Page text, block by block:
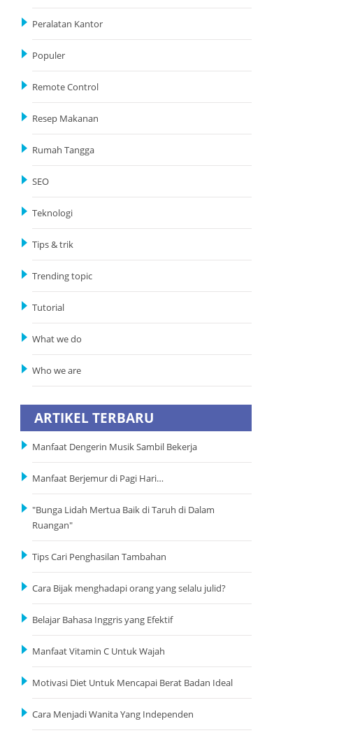
Peralatan Kantor
Populer
Remote Control
Resep Makanan
Rumah Tangga
SEO
Teknologi
Tips & trik
Trending topic
Tutorial
What we do
Who we are
ARTIKEL TERBARU
Manfaat Dengerin Musik Sambil Bekerja
Manfaat Berjemur di Pagi Hari…
"Bunga Lidah Mertua Baik di Taruh di Dalam
Ruangan"
Tips Cari Penghasilan Tambahan
Cara Bijak menghadapi orang yang selalu julid?
Belajar Bahasa Inggris yang Efektif
Manfaat Vitamin C Untuk Wajah
Motivasi Diet Untuk Mencapai Berat Badan Ideal
Cara Menjadi Wanita Yang Independen